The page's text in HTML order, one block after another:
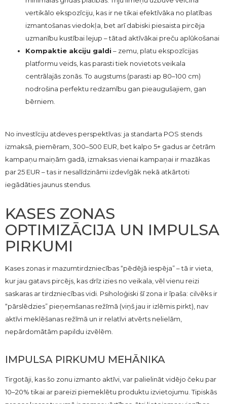
vertikālo ekspozīciju, kas ir ne tikai efektīvāka no platības
izmantošanas viedokļa, bet arī dabiski piesaista pircēja
uzmanību kustībai lejup – tātad aktīvākai preču aplūkošanai
Kompaktie akciju galdi – zemu, platu ekspozīcijas
platformu veids, kas parasti tiek novietots veikala
centrālajās zonās. To augstums (parasti ap 80–100 cm)
nodrošina perfektu redzamību gan pieaugušajiem, gan
bērniem.
No investīciju atdeves perspektīvas: ja standarta POS stends
izmaksā, piemēram, 300–500 EUR, bet kalpo 5+ gadus ar četrām
kampaņu maiņām gadā, izmaksas vienai kampaņai ir mazākas
par 25 EUR – tas ir nesalīdzināmi izdevīgāk nekā atkārtoti
iegādāties jaunus stendus.
KASES ZONAS
OPTIMIZĀCIJA UN IMPULSA
PIRKUMI
Kases zonas ir mazumtirdzniecības “pēdējā iespēja” – tā ir vieta,
kur jau gatavs pircējs, kas drīz izies no veikala, vēl vienu reizi
saskaras ar tirdzniecības vidi. Psiholoģiski šī zona ir īpaša: cilvēks ir
“pārslēdzies” pieņemšanas režīmā (viņš jau ir izlēmis pirkt), nav
aktīvi meklēšanas režīmā un ir relatīvi atvērts nelielām,
nepārdomātām papildu izvēlēm.
IMPULSA PIRKUMU MEHĀNIKA
Tirgotāji, kas šo zonu izmanto aktīvi, var palielināt vidējo čeku par
10–20% tikai ar pareizi piemeklētu produktu izvietojumu. Tipiskās